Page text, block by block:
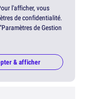
l'afficher, vous
de confidentialité.
de Gestion
& afficher